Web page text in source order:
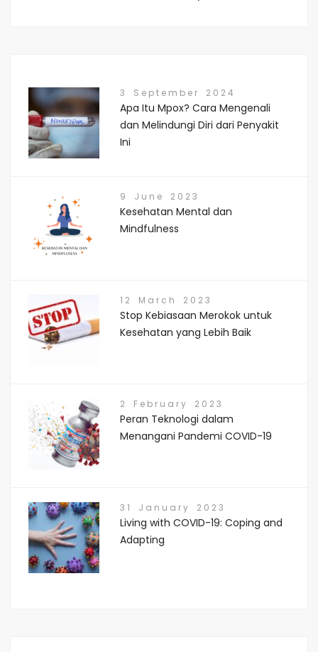
3 September 2024
Apa Itu Mpox? Cara Mengenali
dan Melindungi Diri dari Penyakit
Ini
9 June 2023
Kesehatan Mental dan
Mindfulness
12 March 2023
Stop Kebiasaan Merokok untuk
Kesehatan yang Lebih Baik
2 February 2023
Peran Teknologi dalam
Menangani Pandemi COVID-19
31 January 2023
Living with COVID-19: Coping and
Adapting